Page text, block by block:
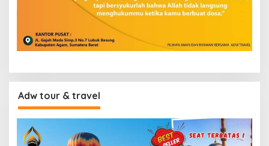
Adw tour & travel